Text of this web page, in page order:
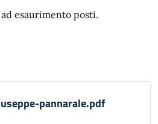
esaurimento posti.
pannarale.pdf